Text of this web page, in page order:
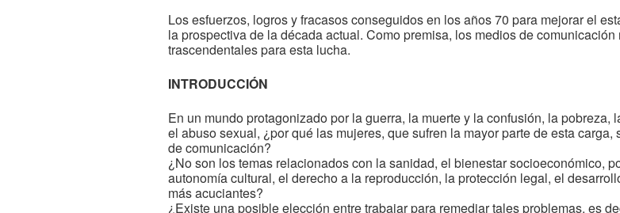
Los esfuerzos, logros y fracasos conseguidos en los años 70 para mejorar el
la prospectiva de la década actual. Como premisa, los medios de
trascendentales para esta lucha.
INTRODUCCIÓN
En un mundo protagonizado por la guerra, la muerte y la confusión, la
el abuso sexual, ¿por qué las mujeres, que sufren la mayor parte de esta
de comunicación?
¿No son los temas relacionados con la sanidad, el bienestar socioeconómico,
autonomía cultural, el derecho a la reproducción, la protección legal, el
más acuciantes?
¿Existe una posible elección entre trabajar para remediar tales problemas, es